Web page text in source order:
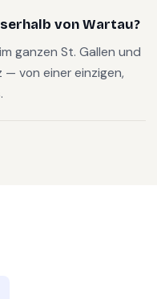
von Wartau?
ganzen St. Gallen und
von einer einzigen,